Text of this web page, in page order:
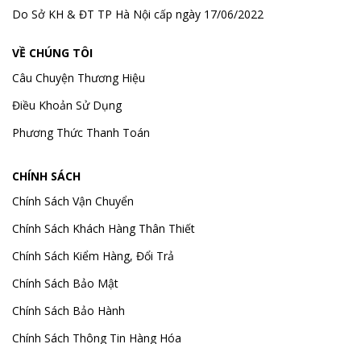
Do Sở KH & ĐT TP Hà Nội cấp ngày 17/06/2022
VỀ CHÚNG TÔI
Câu Chuyện Thương Hiệu
Điều Khoản Sử Dụng
Phương Thức Thanh Toán
CHÍNH SÁCH
Chính Sách Vận Chuyển
Chính Sách Khách Hàng Thân Thiết
Chính Sách Kiểm Hàng, Đổi Trả
Chính Sách Bảo Mật
Chính Sách Bảo Hành
Chính Sách Thông Tin Hàng Hóa